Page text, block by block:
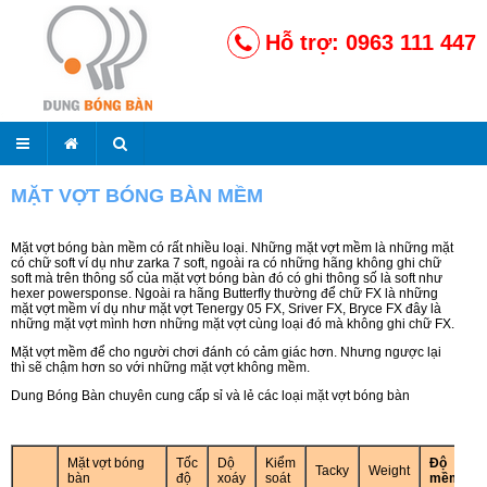
Hỗ trợ: 0963 111 447
MẶT VỢT BÓNG BÀN MỀM
Mặt vợt bóng bàn mềm có rất nhiều loại. Những mặt vợt mềm là những mặt
có chữ soft ví dụ như zarka 7 soft, ngoài ra có những hãng không ghi chữ
soft mà trên thông số của mặt vợt bóng bàn đó có ghi thông số là soft như
hexer powersponse. Ngoài ra hãng Butterfly thường để chữ FX là những
mặt vợt mềm ví dụ như mặt vợt Tenergy 05 FX, Sriver FX, Bryce FX đây là
những mặt vợt mình hơn những mặt vợt cùng loại đó mà không ghi chữ FX.
Mặt vợt mềm để cho người chơi đánh có cảm giác hơn. Nhưng ngược lại
thì sẽ chậm hơn so với những mặt vợt không mềm.
Dung Bóng Bàn chuyên cung cấp sỉ và lẻ các loại mặt vợt bóng bàn
Mặt vợt bóng
bàn
Tốc
độ
Dộ
xoáy
Kiểm
soát
Tacky Weight
Độ
mềm